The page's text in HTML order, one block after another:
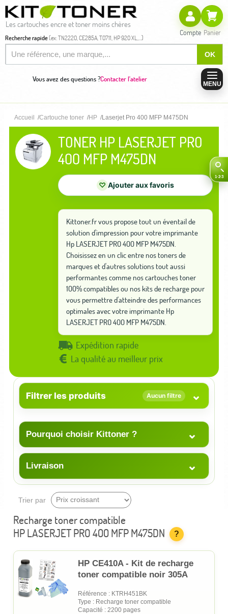
Les cartouches encre et toner moins chères
Recherche rapide(ex: TN2220, CE285A, T0711, HP 920 XL,...)
OK
Compte Panier
Vous avez des questions ?Contacter l'atelier
MENU
Accueil Cartouche toner HP Laserjet Pro 400 MFP M475DN
TONER HP LASERJET PRO
400 MFP M475DN
♡ Ajouter aux favoris
Kittoner.fr vous propose tout un éventail de
solution d'impression pour votre imprimante
Hp LASERJET PRO 400 MFP M475DN.
Choisissez en un clic entre nos toners de
marques et d'autres solutions tout aussi
performantes comme nos cartouches toner
100% compatibles ou nos kits de recharge pour
vous permettre d'atteindre des performances
optimales avec votre imprimante Hp
LASERJET PRO 400 MFP M475DN.
Expédition rapide
La qualité au meilleur prix
Filtrer les produits Aucun filtre ⌄
Pourquoi choisir Kittoner ? ⌄
Livraison ⌄
Trier par
Recharge toner compatible
HP LASERJET PRO 400 MFP M475DN
?
HP CE410A - Kit de recharge
toner compatible noir 305A
Référence : KTRH451BK
Type : Recharge toner compatible
Capacité : 2200 pages